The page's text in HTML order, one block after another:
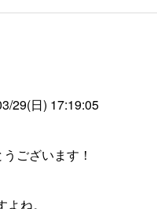
29(日) 17:19:05
ございます！
ね。